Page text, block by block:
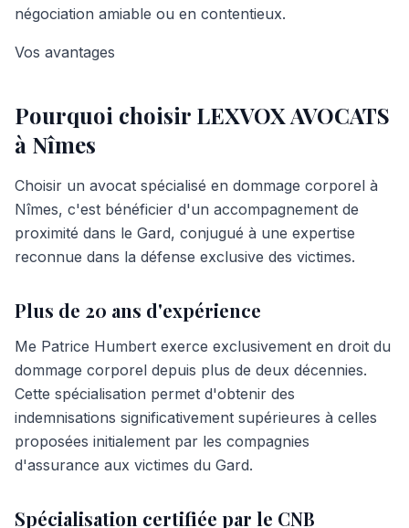
négociation amiable ou en contentieux.
Vos avantages
Pourquoi choisir LEXVOX AVOCATS
à Nîmes
Choisir un avocat spécialisé en dommage corporel à
Nîmes, c'est bénéficier d'un accompagnement de
proximité dans le Gard, conjugué à une expertise
reconnue dans la défense exclusive des victimes.
Plus de 20 ans d'expérience
Me Patrice Humbert exerce exclusivement en droit du
dommage corporel depuis plus de deux décennies.
Cette spécialisation permet d'obtenir des
indemnisations significativement supérieures à celles
proposées initialement par les compagnies
d'assurance aux victimes du Gard.
Spécialisation certifiée par le CNB